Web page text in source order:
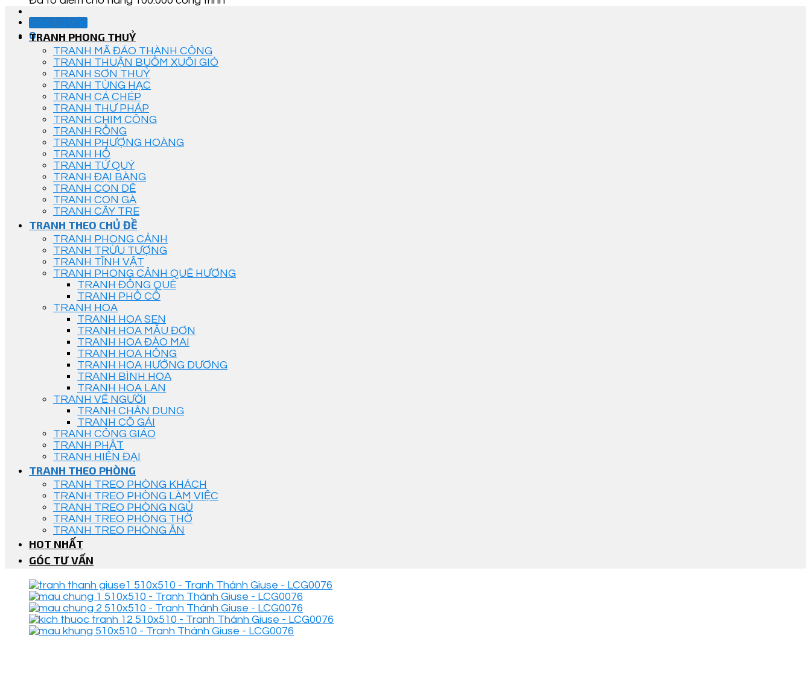
Góc Tư Vấn
0
TRANH PHONG THUỶ
TRANH MÃ ĐÁO THÀNH CÔNG
TRANH THUẬN BUỒM XUÔI GIÓ
TRANH SƠN THUỶ
TRANH TÙNG HẠC
TRANH CÁ CHÉP
TRANH THƯ PHÁP
TRANH CHIM CÔNG
TRANH RỒNG
TRANH PHƯỢNG HOÀNG
TRANH HỔ
TRANH TỨ QUÝ
TRANH ĐẠI BÀNG
TRANH CON DÊ
TRANH CON GÀ
TRANH CÂY TRE
TRANH THEO CHỦ ĐỀ
TRANH PHONG CẢNH
TRANH TRỪU TƯỢNG
TRANH TĨNH VẬT
TRANH PHONG CẢNH QUÊ HƯƠNG
TRANH ĐỒNG QUÊ
TRANH PHỐ CỔ
TRANH HOA
TRANH HOA SEN
TRANH HOA MẪU ĐƠN
TRANH HOA ĐÀO MAI
TRANH HOA HỒNG
TRANH HOA HƯỚNG DƯƠNG
TRANH BÌNH HOA
TRANH HOA LAN
TRANH VẼ NGƯỜI
TRANH CHÂN DUNG
TRANH CÔ GÁI
TRANH CÔNG GIÁO
TRANH PHẬT
TRANH HIỆN ĐẠI
TRANH THEO PHÒNG
TRANH TREO PHÒNG KHÁCH
TRANH TREO PHÒNG LÀM VIỆC
TRANH TREO PHÒNG NGỦ
TRANH TREO PHÒNG THỜ
TRANH TREO PHÒNG ĂN
HOT NHẤT
GÓC TƯ VẤN